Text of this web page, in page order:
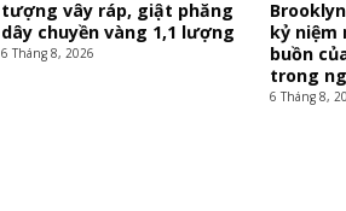
tượng vây ráp, giật phăng
dây chuyền vàng 1,1 lượng
6 Tháng 8, 2026
kỷ niệm
buồn
trong
6 Tháng 8,